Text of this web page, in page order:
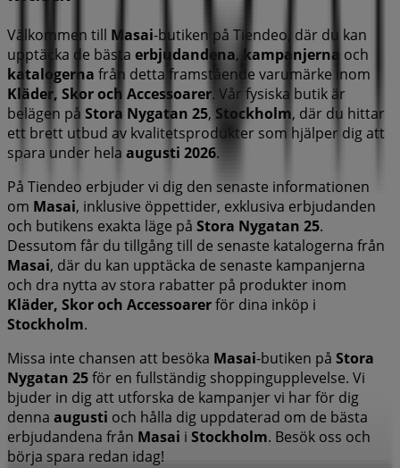
Välkommen till Masai-butiken på Tiendeo, där du kan
upptäcka de bästa erbjudandena, kampanjerna och
katalogerna från detta framstående varumärke inom
Kläder, Skor och Accessoarer. Vår fysiska butik är
belägen på Stora Nygatan 25, Stockholm, där du hittar
ett brett utbud av kvalitetsprodukter som hjälper dig att
spara under hela augusti 2026.
På Tiendeo erbjuder vi dig den senaste informationen
om Masai, inklusive öppettider, exklusiva erbjudanden
och butikens exakta läge på Stora Nygatan 25.
Dessutom får du tillgång till de senaste katalogerna från
Masai, där du kan upptäcka de senaste kampanjerna
och dra nytta av stora rabatter på produkter inom
Kläder, Skor och Accessoarerför dina inköp i
Stockholm.
Missa inte chansen att besöka Masai-butiken på Stora
Nygatan 25för en fullständig shoppingupplevelse. Vi
bjuder in dig att utforska de kampanjer vi har för dig
denna augusti och hålla dig uppdaterad om de bästa
erbjudandena från Masai i Stockholm. Besök oss och
börja spara redan idag!